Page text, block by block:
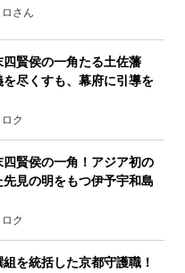
さん
四賢侯の一角たる土佐藩
尽くすも、幕府に引導を
ク
四賢侯の一角！アジア初の
見の明をもつ伊予宇和島
ク
組を統括した京都守護職！